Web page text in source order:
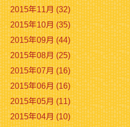
2015年11月 (32)
2015年10月 (35)
2015年09月 (44)
2015年08月 (25)
2015年07月 (16)
2015年06月 (16)
2015年05月 (11)
2015年04月 (10)